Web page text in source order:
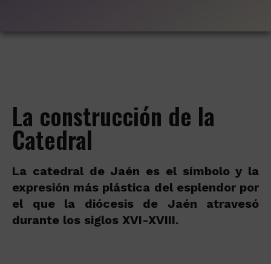
La construcción de la
Catedral
La catedral de Jaén es el símbolo y la
expresión más plástica del esplendor por
el que la diócesis de Jaén atravesó
durante los siglos XVI-XVIII.